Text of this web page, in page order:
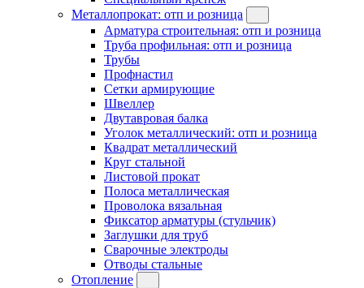
Металлопрокат: отп и розница
Арматура строительная: отп и розница
Труба профильная: отп и розница
Трубы
Профнастил
Сетки армирующие
Швеллер
Двутавровая балка
Уголок металлический: отп и розница
Квадрат металлический
Круг стальной
Листовой прокат
Полоса металлическая
Проволока вязальная
Фиксатор арматуры (стульчик)
Заглушки для труб
Сварочные электроды
Отводы стальные
Отопление